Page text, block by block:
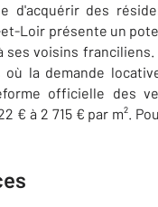
d'acquérir des
et-Loir présente un
voisins franciliens.
où la demande
officielle des
€ à 2 715 € par m².